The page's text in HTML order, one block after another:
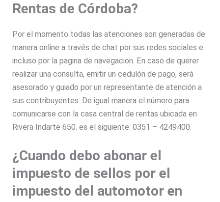
Rentas de Córdoba?
Por el momento todas las atenciones son generadas de
manera online a través de chat por sus redes sociales e
incluso por la pagina de navegacion. En caso de querer
realizar una consulta, emitir un cedulón de pago, será
asesorado y guiado por un representante de atención a
sus contribuyentes. De igual manera el número para
comunicarse con la casa central de rentas ubicada en
Rivera Indarte 650. es el siguiente: 0351 – 4249400.
¿Cuando debo abonar el
impuesto de sellos por el
impuesto del automotor en